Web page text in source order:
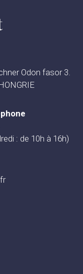
Odon fasor 3.
: de 10h à 16h)